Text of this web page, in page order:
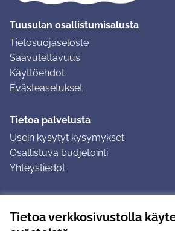
Tietoa verkkosivustolla
Tuusulan osallistumisalusta
Tietosuojaseloste
Saavutettavuus
Käyttöehdot
Evästeasetukset
Tietoa palvelusta
Usein kysytyt kysymykset
Osallistuva budjetointi
Yhteystiedot
Ohjeet kirjautumiseen